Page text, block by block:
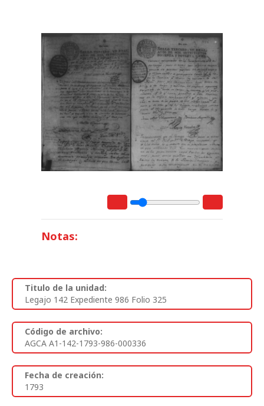
Notas:
Titulo de la unidad:
Legajo 142 Expediente 986 Folio 325
Código de archivo:
AGCA A1-142-1793-986-000336
Fecha de creación:
1793